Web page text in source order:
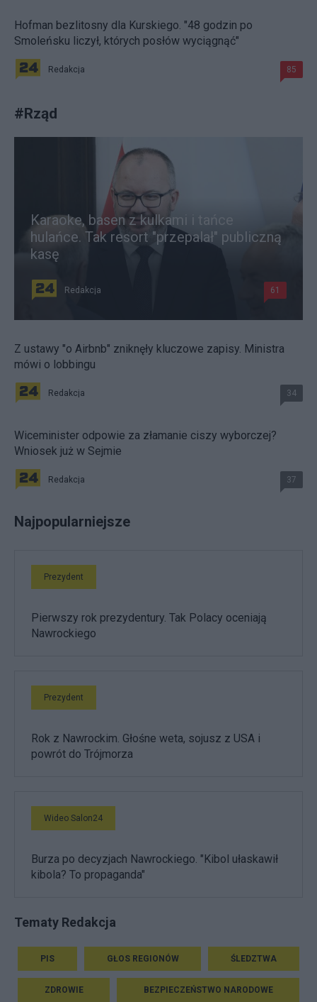
Hofman bezlitosny dla Kurskiego. "48 godzin po
Smoleńsku liczył, których posłów wyciągnąć"
Redakcja 85
#Rząd
Karaoke, basen z kulkami i tańce
hulańce. Tak resort "przepalał" publiczną
kasę
Redakcja 61
Z ustawy "o Airbnb" zniknęły kluczowe zapisy. Ministra
mówi o lobbingu
Redakcja 34
Wiceminister odpowie za złamanie ciszy wyborczej?
Wniosek już w Sejmie
Redakcja 37
Najpopularniejsze
Prezydent
Pierwszy rok prezydentury. Tak Polacy oceniają
Nawrockiego
Prezydent
Rok z Nawrockim. Głośne weta, sojusz z USA i
powrót do Trójmorza
Wideo Salon24
Burza po decyzjach Nawrockiego. "Kibol ułaskawił
kibola? To propaganda"
Tematy Redakcja
PIS GŁOS REGIONÓW ŚLEDZTWA
ZDROWIE BEZPIECZEŃSTWO NARODOWE